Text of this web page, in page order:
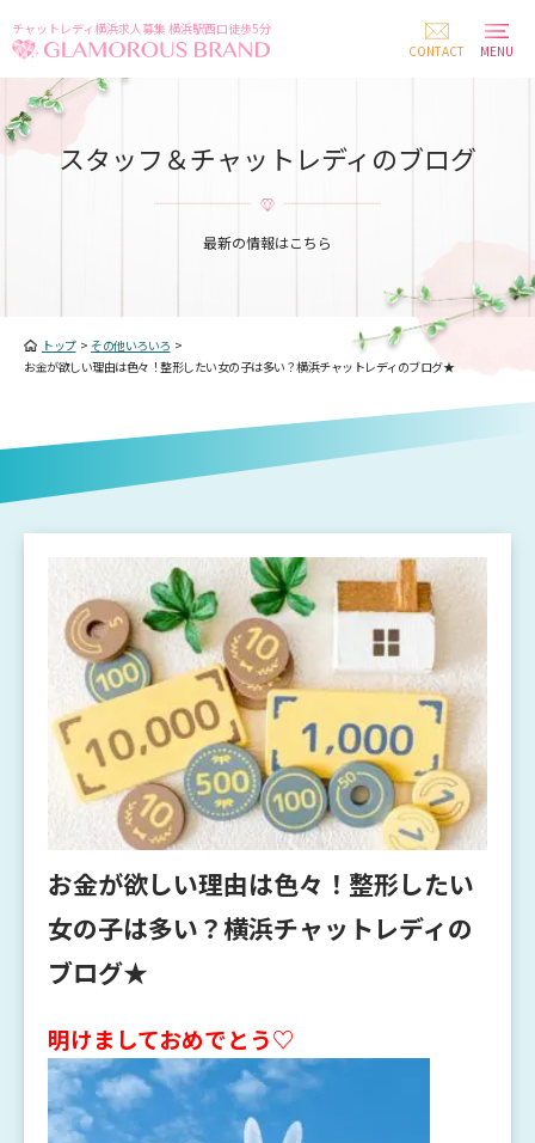
チャットレディ横浜求人募集 横浜駅西口徒歩5分
CONTACT
MENU
スタッフ＆チャットレディのブログ
最新の情報はこちら
トップ> その他いろいろ >
お金が欲しい理由は色々！整形したい女の子は多い？横浜チャットレディのブログ★
お金が欲しい理由は色々！整形したい
女の子は多い？横浜チャットレディの
ブログ★
明けましておめでとう♡